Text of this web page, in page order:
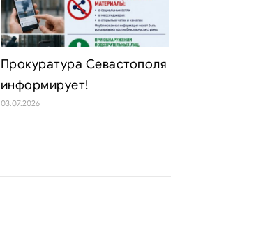
Прокуратура Севастополя
информирует!
03.07.2026